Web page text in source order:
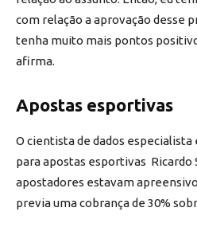
com relação a aprovação desse
tenha muito mais pontos
afirma.
Apostas esportivas
O cientista de dados
para apostas esportivas Ricardo
apostadores estavam
previa uma cobrança de 30%